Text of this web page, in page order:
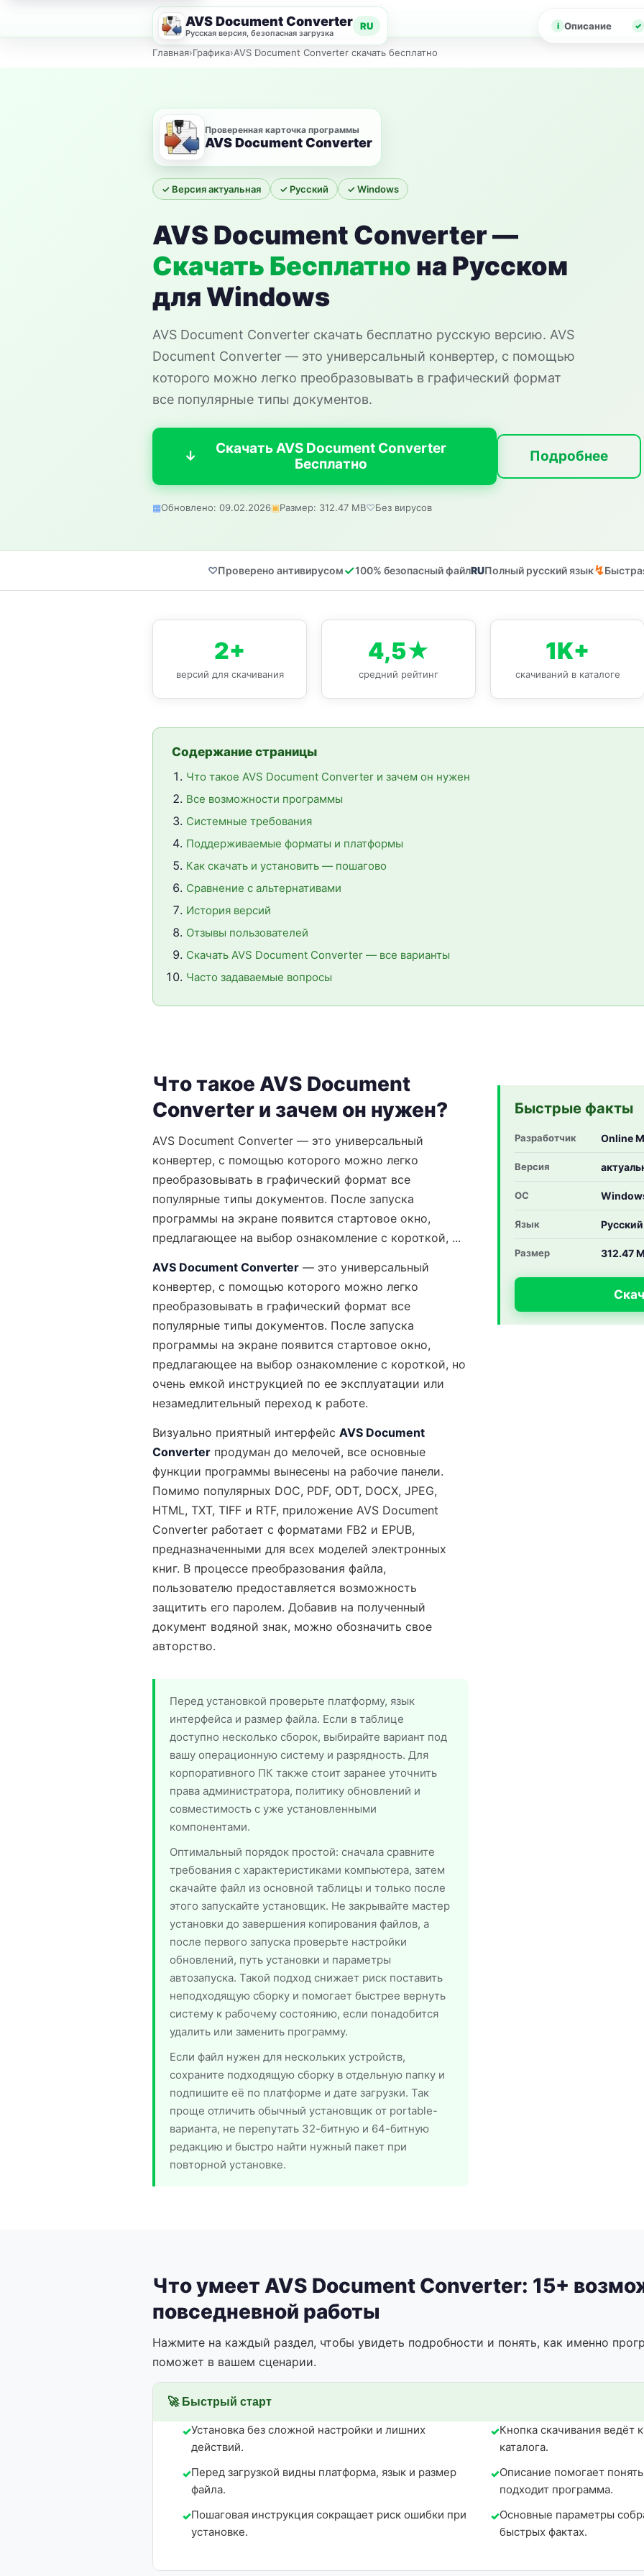
AVS Document Converter
Русская версия, безопасная загрузка
RU Описание
Главная›Графика›AVS Document Converter скачать бесплатно
Проверенная карточка программы
AVS Document Converter
✓ Версия актуальная ✓ Русский ✓ Windows
AVS Document Converter —
Скачать Бесплатно на Русском
для Windows
AVS Document Converter скачать бесплатно русскую версию. AVS
Document Converter — это универсальный конвертер, с помощью
которого можно легко преобразовывать в графический формат
все популярные типы документов.
Скачать AVS Document Converter
Бесплатно
Подробнее
Обновлено: 09.02.2026 Размер: 312.47 MB Без вирусов
Проверено антивирусом 100% безопасный файл Полный русский язык
2+
версий для скачивания
4,5★
средний рейтинг
1K+
скачиваний в каталоге
Содержание страницы
Что такое AVS Document Converter и зачем он нужен
Все возможности программы
Системные требования
Поддерживаемые форматы и платформы
Как скачать и установить — пошагово
Сравнение с альтернативами
История версий
Отзывы пользователей
Скачать AVS Document Converter — все варианты
Часто задаваемые вопросы
Что такое AVS Document
Converter и зачем он нужен?
AVS Document Converter — это универсальный
конвертер, с помощью которого можно легко
преобразовывать в графический формат все
популярные типы документов. После запуска
программы на экране появится стартовое окно,
предлагающее на выбор ознакомление с короткой, ...
AVS Document Converter — это универсальный
конвертер, с помощью которого можно легко
преобразовывать в графический формат все
популярные типы документов. После запуска
программы на экране появится стартовое окно,
предлагающее на выбор ознакомление с короткой, но
очень емкой инструкцией по ее эксплуатации или
незамедлительный переход к работе.
Визуально приятный интерфейс AVS Document
Converter продуман до мелочей, все основные
функции программы вынесены на рабочие панели.
Помимо популярных DOC, PDF, ODT, DOCX, JPEG,
HTML, TXT, TIFF и RTF, приложение AVS Document
Converter работает с форматами FB2 и EPUB,
предназначенными для всех моделей электронных
книг. В процессе преобразования файла,
пользователю предоставляется возможность
защитить его паролем. Добавив на полученный
документ водяной знак, можно обозначить свое
авторство.
Перед установкой проверьте платформу, язык
интерфейса и размер файла. Если в таблице
доступно несколько сборок, выбирайте вариант под
вашу операционную систему и разрядность. Для
корпоративного ПК также стоит заранее уточнить
права администратора, политику обновлений и
совместимость с уже установленными
компонентами.
Оптимальный порядок простой: сначала сравните
требования с характеристиками компьютера, затем
скачайте файл из основной таблицы и только после
этого запускайте установщик. Не закрывайте мастер
установки до завершения копирования файлов, а
после первого запуска проверьте настройки
обновлений, путь установки и параметры
автозапуска. Такой подход снижает риск поставить
неподходящую сборку и помогает быстрее вернуть
систему к рабочему состоянию, если понадобится
удалить или заменить программу.
Если файл нужен для нескольких устройств,
сохраните подходящую сборку в отдельную папку и
подпишите её по платформе и дате загрузки. Так
проще отличить обычный установщик от portable-
варианта, не перепутать 32-битную и 64-битную
редакцию и быстро найти нужный пакет при
повторной установке.
Быстрые факты
Разработчик Online
Версия
ОС
Язык Русский
Размер 312.47
Что умеет AVS Document Converter: 15+
повседневной работы
Нажмите на каждый раздел, чтобы увидеть подробности и понять, как именно
поможет в вашем сценарии.
🚀 Быстрый старт
Установка без сложной настройки и лишних
действий.
Кнопка скачивания ведёт
каталога.
Перед загрузкой видны платформа, язык и размер
файла.
Описание помогает
подходит программа.
Пошаговая инструкция сокращает риск ошибки при
установке.
Основные параметры
быстрых фактах.